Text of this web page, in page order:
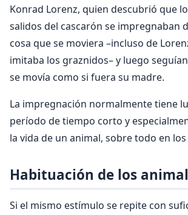
Konrad Lorenz, quien descubrió que
salidos del cascarón se impregnaban
cosa que se moviera –incluso de
imitaba los graznidos– y luego
se movía como si fuera su madre.
La impregnación normalmente tiene
período de tiempo corto y
la vida de un animal, sobre todo en
Habituación de los
Si el mismo estímulo se repite con